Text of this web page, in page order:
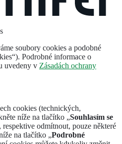
soubory cookies a podobné
Podrobné informace o
uvedeny v Zásadách ochrany
cookies (technických,
níže na tlačítko „Souhlasím se
respektive odmítnout, pouze některé
na tlačítko „Podrobné